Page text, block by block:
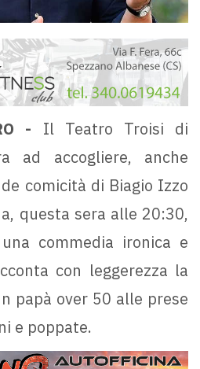
- Il Teatro Troisi di
ad accogliere, anche
comicità di Biagio Izzo
questa sera alle 20:30,
commedia ironica e
con leggerezza la
papà over 50 alle prese
e poppate.